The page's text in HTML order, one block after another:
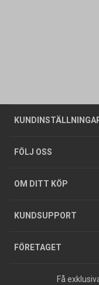
Företagskund /
FÖLJ OSS
OM DITT KÖP
Allmänna
Integritetspolicy
GDPR
KUNDSUPPORT
Butiker
Foldrar och kataloger
Köpguider
Varumärken
FÖRETAGET
Om oss
Tjänster
Hållbarhet
Jobba hos oss
Press
Få